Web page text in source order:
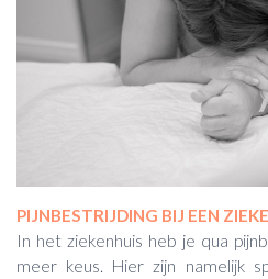
PIJNBESTRIJDING BIJ EEN
In het ziekenhuis heb je qua
meer keus. Hier zijn namelijk